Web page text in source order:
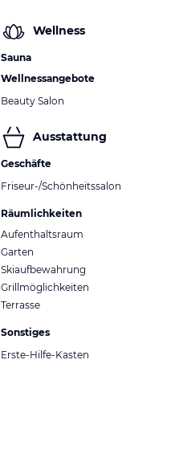
Wellness
Sauna
Wellnessangebote
Beauty Salon
Ausstattung
Geschäfte
Friseur-/Schönheitssalon
Räumlichkeiten
Aufenthaltsraum
Garten
Skiaufbewahrung
Grillmöglichkeiten
Terrasse
Sonstiges
Erste-Hilfe-Kasten